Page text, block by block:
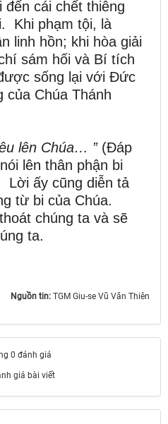
đến cái chết thiêng
Khi phạm tội, là
linh hồn; khi hòa giải
sám hối và Bí tích
sống lại với Đức
của Chúa Thánh
lên Chúa… ” (Đáp
lên thân phận bi
Lời ấy cũng diễn tả
từ bi của Chúa.
chúng ta và sẽ
ta.
Nguồn tin: TGM Giu-se Vũ Văn Thiên
0 đánh giá
giá bài viết